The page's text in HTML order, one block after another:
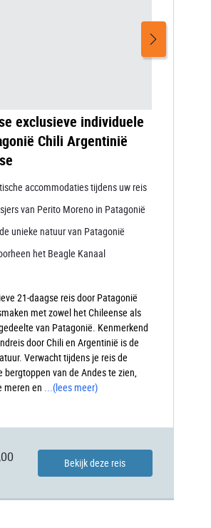
exclusieve individuele
Chili Argentinië
accommodaties tijdens uw reis
van Perito Moreno in Patagonië
unieke natuur van Patagonië
het Beagle Kanaal
21-daagse reis door Patagonië
met zowel het Chileense als
van Patagonië. Kenmerkend
door Chili en Argentinië is de
Verwacht tijdens je reis de
bergtoppen van de Andes te zien,
meren en ...(lees meer)
Bekijk deze reis